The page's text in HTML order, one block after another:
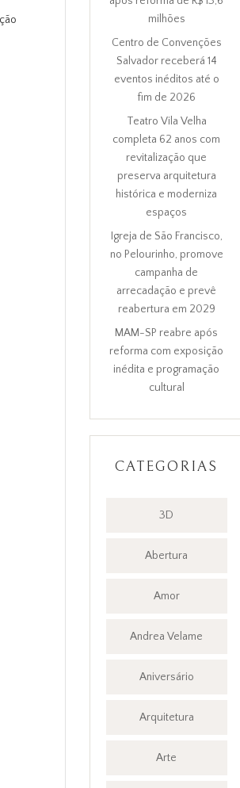
milhões
Centro de Convenções
Salvador receberá 14
eventos inéditos até o
fim de 2026
Teatro Vila Velha
completa 62 anos com
revitalização que
preserva arquitetura
histórica e moderniza
espaços
Igreja de São Francisco,
no Pelourinho, promove
campanha de
arrecadação e prevê
reabertura em 2029
MAM-SP reabre após
reforma com exposição
inédita e programação
cultural
CATEGORIAS
3D
Abertura
Amor
Andrea Velame
Aniversário
Arquitetura
Arte